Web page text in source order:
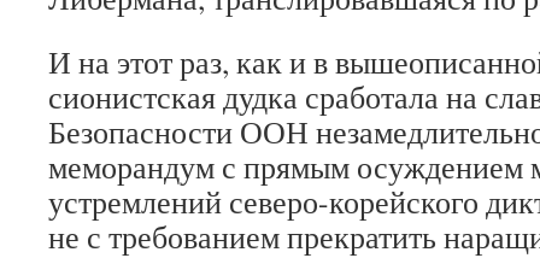
И на этот раз, как и в
сионистская дудка сработала на
Безопасности ООН
меморандум с прямым осуждением
устремлений северо-корейского
не с требованием прекратить